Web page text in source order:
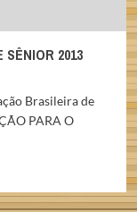
SÊNIOR 2013
Brasileira de
PARA O